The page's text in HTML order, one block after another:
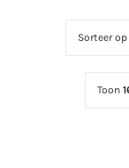
Sorteer op
Toon